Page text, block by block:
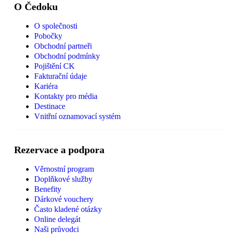
O Čedoku
O společnosti
Pobočky
Obchodní partneři
Obchodní podmínky
Pojištění CK
Fakturační údaje
Kariéra
Kontakty pro média
Destinace
Vnitřní oznamovací systém
Rezervace a podpora
Věrnostní program
Doplňkové služby
Benefity
Dárkové vouchery
Často kladené otázky
Online delegát
Naši průvodci